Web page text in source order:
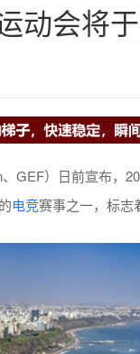
动会将
GEF）日前宣布，
电竞赛事之一，标志